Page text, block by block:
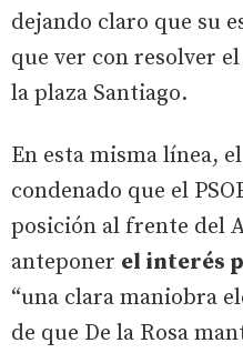
dejando claro que su
que ver con resolver
la plaza Santiago.
En esta misma línea,
condenado que el
posición al frente del
anteponer el interés
“una clara maniobra
de que De la Rosa